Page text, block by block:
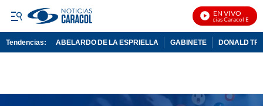
EN VIVO
Noticias Caracol En Vivo
Tendencias: ABELARDO DE LA ESPRIELLA GABINETE DONALD